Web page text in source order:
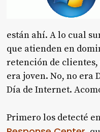
están ahí. A lo cual
que atienden en
retención de clientes,
era joven. No, no era
Día de Internet.
Primero los detecté